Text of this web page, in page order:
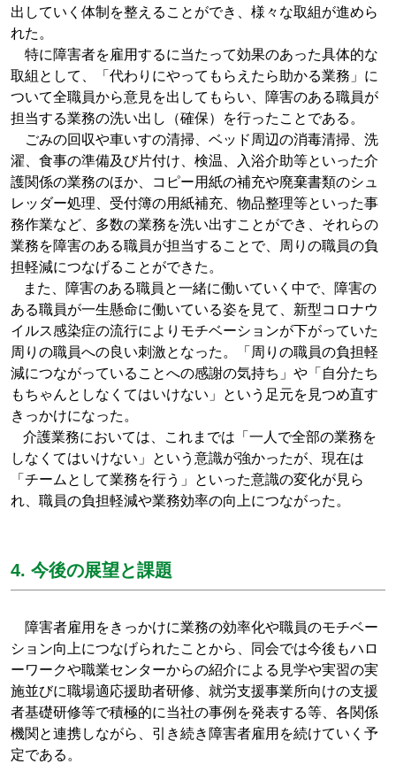
出していく体制を整えることができ、様々な取組が進めら
れた。
特に障害者を雇用するに当たって効果のあった具体的な
取組として、「代わりにやってもらえたら助かる業務」に
ついて全職員から意見を出してもらい、障害のある職員が
担当する業務の洗い出し（確保）を行ったことである。
ごみの回収や車いすの清掃、ベッド周辺の消毒清掃、洗
濯、食事の準備及び片付け、検温、入浴介助等といった介
護関係の業務のほか、コピー用紙の補充や廃棄書類のシュ
レッダー処理、受付簿の用紙補充、物品整理等といった事
務作業など、多数の業務を洗い出すことができ、それらの
業務を障害のある職員が担当することで、周りの職員の負
担軽減につなげることができた。
また、障害のある職員と一緒に働いていく中で、障害の
ある職員が一生懸命に働いている姿を見て、新型コロナウ
イルス感染症の流行によりモチベーションが下がっていた
周りの職員への良い刺激となった。「周りの職員の負担軽
減につながっていることへの感謝の気持ち」や「自分たち
もちゃんとしなくてはいけない」という足元を見つめ直す
きっかけになった。
介護業務においては、これまでは「一人で全部の業務を
しなくてはいけない」という意識が強かったが、現在は
「チームとして業務を行う」といった意識の変化が見ら
れ、職員の負担軽減や業務効率の向上につながった。
4. 今後の展望と課題
障害者雇用をきっかけに業務の効率化や職員のモチベー
ション向上につなげられたことから、同会では今後もハロ
ーワークや職業センターからの紹介による見学や実習の実
施並びに職場適応援助者研修、就労支援事業所向けの支援
者基礎研修等で積極的に当社の事例を発表する等、各関係
機関と連携しながら、引き続き障害者雇用を続けていく予
定である。